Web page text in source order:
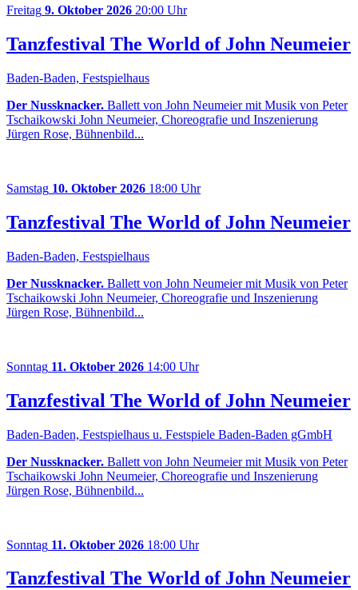
Freitag 9. Oktober 2026 20:00 Uhr
Tanzfestival The World of John Neumeier
Baden-Baden, Festspielhaus
Der Nussknacker. Ballett von John Neumeier mit Musik von Peter
Tschaikowski John Neumeier, Choreografie und Inszenierung
Jürgen Rose, Bühnenbild...
Samstag 10. Oktober 2026 18:00 Uhr
Tanzfestival The World of John Neumeier
Baden-Baden, Festspielhaus
Der Nussknacker. Ballett von John Neumeier mit Musik von Peter
Tschaikowski John Neumeier, Choreografie und Inszenierung
Jürgen Rose, Bühnenbild...
Sonntag 11. Oktober 2026 14:00 Uhr
Tanzfestival The World of John Neumeier
Baden-Baden, Festspielhaus u. Festspiele Baden-Baden gGmbH
Der Nussknacker. Ballett von John Neumeier mit Musik von Peter
Tschaikowski John Neumeier, Choreografie und Inszenierung
Jürgen Rose, Bühnenbild...
Sonntag 11. Oktober 2026 18:00 Uhr
Tanzfestival The World of John Neumeier